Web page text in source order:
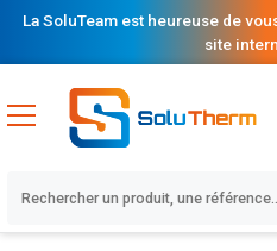
La SoluTeam est heureuse de
site